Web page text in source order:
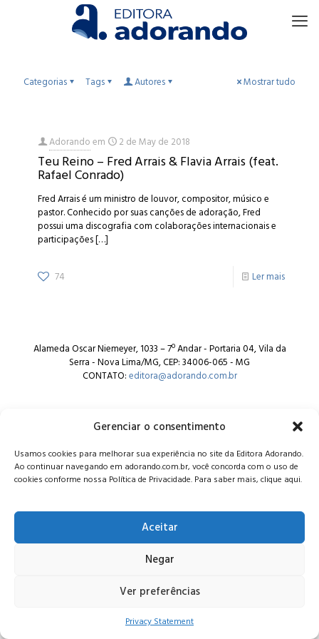
Gerenciar o consentimento
Usamos cookies para melhorar sua experiência no site da Editora Adorando.
Ao continuar navegando em adorando.com.br, você concorda com o uso de
cookies conforme nossa Política de Privacidade. Para saber mais, clique aqui.
Aceitar
Negar
Ver preferências
Privacy Statement
Categorias Tags Autores Mostrar tudo
Adorandoem 2 de May de 2018
Teu Reino – Fred Arrais & Flavia Arrais (feat.
Rafael Conrado)
Fred Arrais é um ministro de louvor, compositor, músico e
pastor. Conhecido por suas canções de adoração, Fred
possui uma discografia com colaborações internacionais e
participações[…]
74 Ler mais
Alameda Oscar Niemeyer, 1033 – 7º Andar - Portaria 04, Vila da
Serra - Nova Lima/MG, CEP: 34006-065 - MG
CONTATO:editora@adorando.com.br
© Editora Adorando 2026. Todos os direitos reservados.